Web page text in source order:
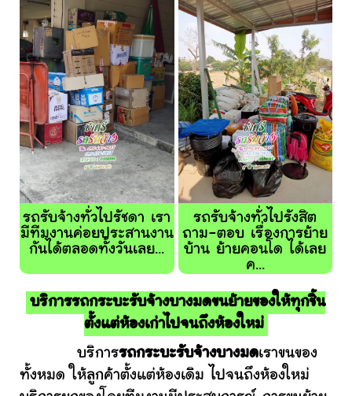
รถรับจ้างทั่วไปรัชดา เรา
มีทีมงานค่อยประสานงาน
กันได้ตลอดทั้งวันเลย...
รถรับจ้างทั่วไปรังสิต
ถาม-ตอบ เรื่องการย้าย
บ้าน ย้ายคอนโด ได้เลย
ค...
บริการรถกระบะรับจ้างบางมดขนย้ายของให้ทุกชิ้น
ตั้งแต่ห้องเก่าไปจนถึงห้องใหม่
บริการรถกระบะรับจ้างบางมดเราขนของ
ทั้งหมด ให้ลูกค้าตั้งแต่ห้องเดิม ไปจนถึงห้องใหม่